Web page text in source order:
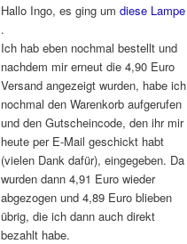
Hallo Ingo, es ging umdiese Lampe
.
Ich hab eben nochmal bestellt und
nachdem mir erneut die 4,90 Euro
Versand angezeigt wurden, habe ich
nochmal den Warenkorb aufgerufen
und den Gutscheincode, den ihr mir
heute per E-Mail geschickt habt
(vielen Dank dafür), eingegeben. Da
wurden dann 4,91 Euro wieder
abgezogen und 4,89 Euro blieben
übrig, die ich dann auch direkt
bezahlt habe.